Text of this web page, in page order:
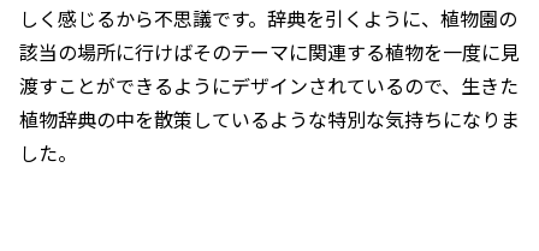
しく感じるから不思議です。辞典を引くように、植物園の
該当の場所に行けばそのテーマに関連する植物を一度に見
渡すことができるようにデザインされているので、生きた
植物辞典の中を散策しているような特別な気持ちになりま
した。